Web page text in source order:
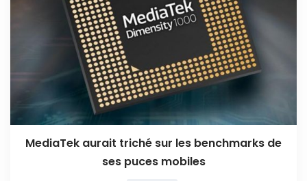
MediaTek aurait triché sur les benchmarks de
ses puces mobiles